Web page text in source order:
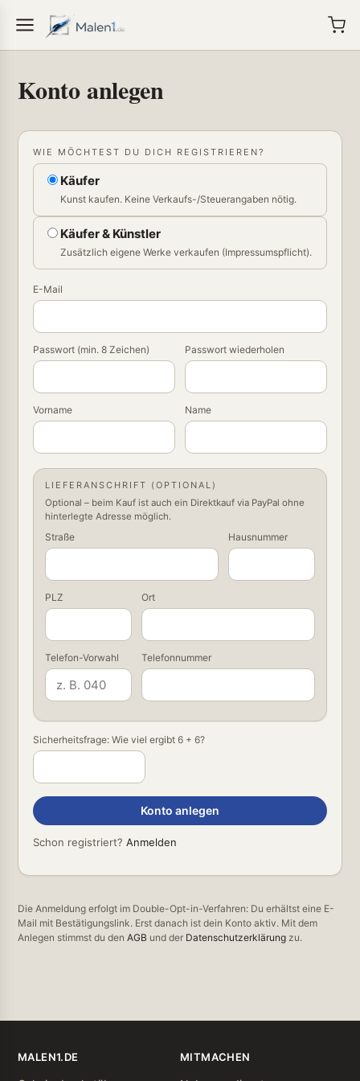
Konto anlegen
WIE MÖCHTEST DU DICH REGISTRIEREN?
Käufer
Kunst kaufen. Keine Verkaufs-/Steuerangaben nötig.
Käufer & Künstler
Zusätzlich eigene Werke verkaufen (Impressumspflicht).
E-Mail
Passwort (min. 8 Zeichen) Passwort wiederholen
Vorname Name
LIEFERANSCHRIFT (OPTIONAL)
Optional – beim Kauf ist auch ein Direktkauf via PayPal ohne
hinterlegte Adresse möglich.
Straße Hausnummer
PLZ Ort
Telefon-Vorwahl Telefonnummer
Sicherheitsfrage: Wie viel ergibt 6 + 6?
Konto anlegen
Schon registriert? Anmelden
Die Anmeldung erfolgt im Double-Opt-in-Verfahren: Du erhältst eine E-
Mail mit Bestätigungslink. Erst danach ist dein Konto aktiv. Mit dem
Anlegen stimmst du den AGB und der Datenschutzerklärung zu.
MALEN1.DE MITMACHEN